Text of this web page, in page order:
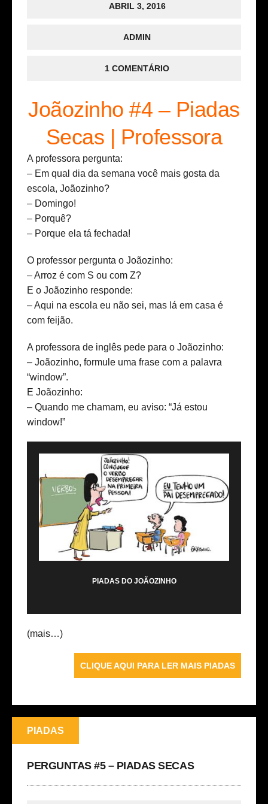
ABRIL 3, 2016
ADMIN
1 COMENTÁRIO
Joãozinho #4 – Piadas
Secas | Professora
A professora pergunta:
– Em qual dia da semana você mais gosta da
escola, Joãozinho?
– Domingo!
– Porquê?
– Porque ela tá fechada!
O professor pergunta o Joãozinho:
– Arroz é com S ou com Z?
E o Joãozinho responde:
– Aqui na escola eu não sei, mas lá em casa é
com feijão.
A professora de inglês pede para o Joãozinho:
– Joãozinho, formule uma frase com a palavra
“window”.
E Joãozinho:
– Quando me chamam, eu aviso: “Já estou
window!”
PIADAS DO JOÃOZINHO
(mais…)
CLIQUE AQUI PARA LER MAIS PIADAS
PIADAS
PERGUNTAS #5 – PIADAS SECAS